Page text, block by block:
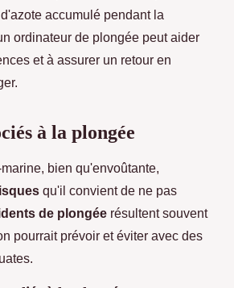
accumulé pendant la
ordinateur de plongée peut aider
et à assurer un retour en
à la plongée
bien qu'envoûtante,
qu'il convient de ne pas
de plongée résultent souvent
pourrait prévoir et éviter avec des